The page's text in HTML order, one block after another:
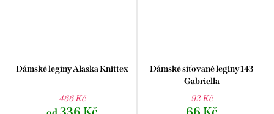
Dámské legíny Alaska Knittex
466 Kč
Dámské síťované legíny 143
Gabriella
92 Kč